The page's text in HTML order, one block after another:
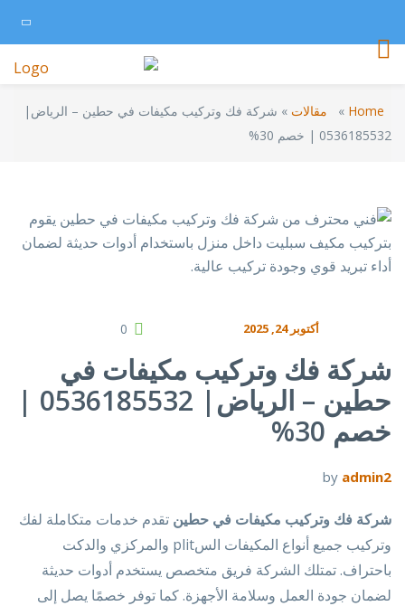
Home
» مقالات » شركة فك وتركيب مكيفات في حطين – الرياض|
0536185532 | خصم 30%
أكتوبر 24, 2025 0
شركة فك وتركيب مكيفات في
حطين – الرياض| 0536185532 |
خصم 30%
by admin2
شركة فك وتركيب مكيفات في حطين تقدم خدمات متكاملة لفك
وتركيب جميع أنواع المكيفات السplit والمركزي والدكت
باحتراف. تمتلك الشركة فريق متخصص يستخدم أدوات حديثة
لضمان جودة العمل وسلامة الأجهزة. كما توفر خصمًا يصل إلى